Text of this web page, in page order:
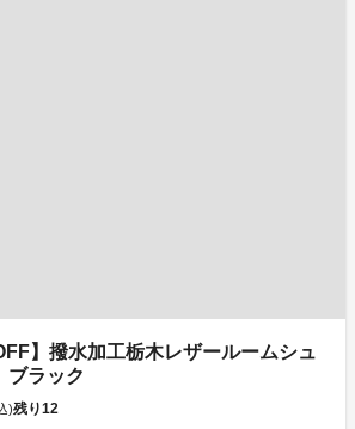
】撥水加工栃木レザールームシュ
ラック
)残り12